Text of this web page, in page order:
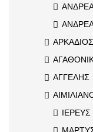
ΑΡΚΑΔΙΟΣ
ΑΓΓΕΛΗΣ
ΙΕΡΕΥΣ